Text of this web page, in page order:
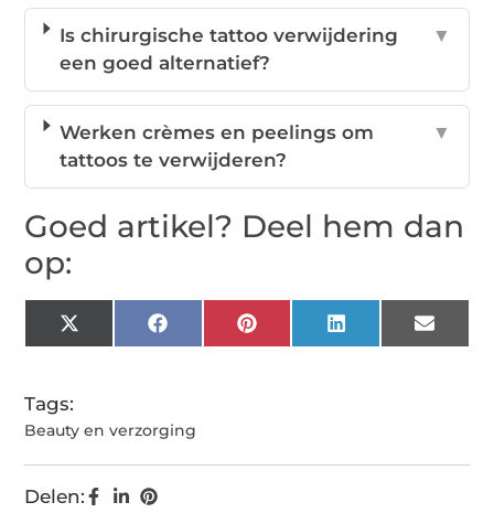
Is chirurgische tattoo verwijdering
een goed alternatief?
▼
Werken crèmes en peelings om
tattoos te verwijderen?
▼
Goed artikel? Deel hem dan
op:
X
(Twitter)
FacebookPinterestLinkedIn Email
Tags:
Beauty en verzorging
Delen: